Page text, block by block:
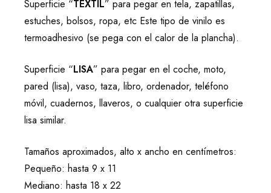
Superficie “TEXTIL” para pegar en tela, zapatillas,
estuches, bolsos, ropa, etc Este tipo de vinilo es
termoadhesivo (se pega con el calor de la plancha).
Superficie “LISA” para pegar en el coche, moto,
pared (lisa), vaso, taza, libro, ordenador, teléfono
móvil, cuadernos, llaveros, o cualquier otra superficie
lisa similar.
Tamaños aproximados, alto x ancho en centímetros:
Pequeño: hasta 9 x 11
Mediano: hasta 18 x 22